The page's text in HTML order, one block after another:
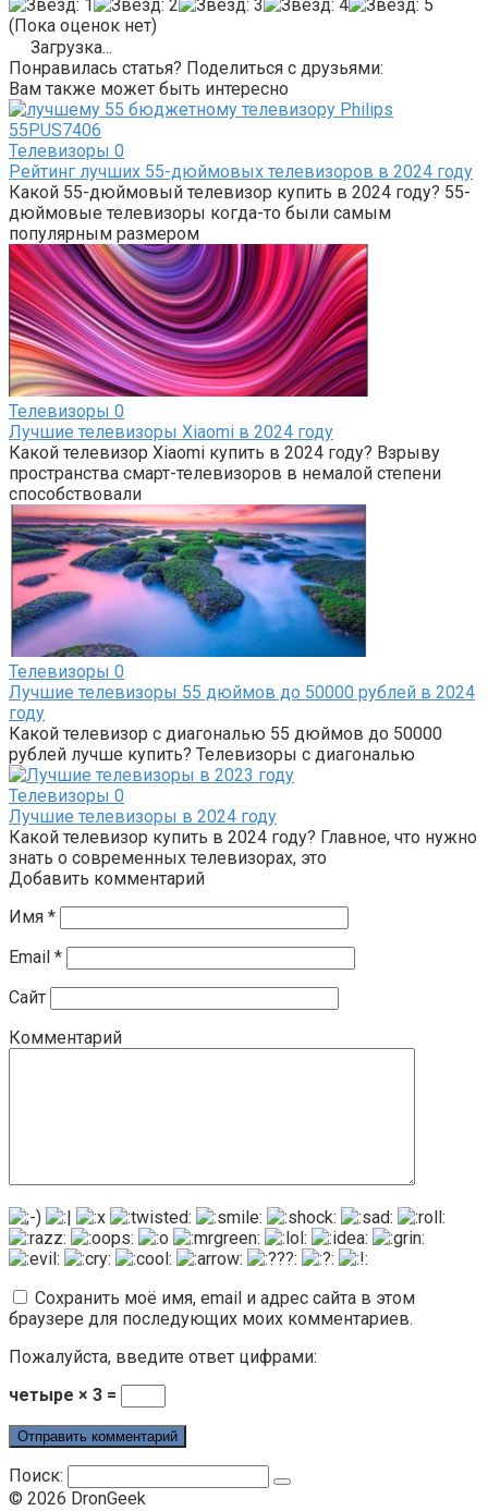
(Пока оценок нет)
Загрузка...
Понравилась статья? Поделиться с друзьями:
Вам также может быть интересно
Телевизоры 0
Рейтинг лучших 55-дюймовых телевизоров в 2024 году
Какой 55-дюймовый телевизор купить в 2024 году? 55-
дюймовые телевизоры когда-то были самым
популярным размером
Телевизоры 0
Лучшие телевизоры Xiaomi в 2024 году
Какой телевизор Xiaomi купить в 2024 году? Взрыву
пространства смарт-телевизоров в немалой степени
способствовали
Телевизоры 0
Лучшие телевизоры 55 дюймов до 50000 рублей в 2024
году
Какой телевизор с диагональю 55 дюймов до 50000
рублей лучше купить? Телевизоры с диагональю
Телевизоры 0
Лучшие телевизоры в 2024 году
Какой телевизор купить в 2024 году? Главное, что нужно
знать о современных телевизорах, это
Добавить комментарий
Имя *
Email *
Сайт
Комментарий
Сохранить моё имя, email и адрес сайта в этом
браузере для последующих моих комментариев.
Пожалуйста, введите ответ цифрами:
четыре × 3 =
Поиск:
© 2026 DronGeek